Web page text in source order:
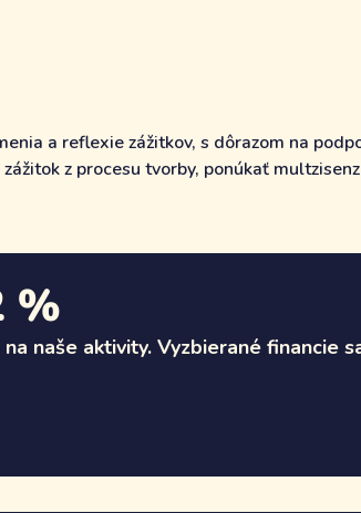
a reflexie zážitkov, s dôrazom na
z procesu tvorby, ponúkať
%
naše aktivity. Vyzbierané financie